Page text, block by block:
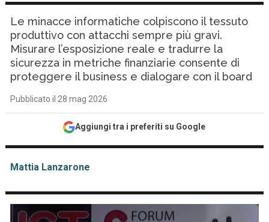
Le minacce informatiche colpiscono il tessuto
produttivo con attacchi sempre più gravi.
Misurare l’esposizione reale e tradurre la
sicurezza in metriche finanziarie consente di
proteggere il business e dialogare con il board
Pubblicato il 28 mag 2026
Aggiungi tra i preferiti su Google
Mattia Lanzarone